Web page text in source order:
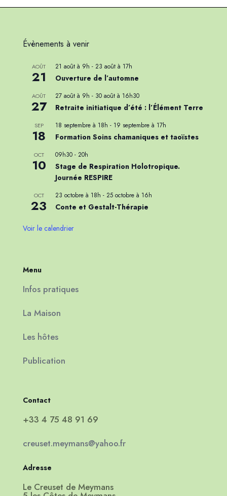
Évènements à venir
AOÛT
21
21 août à 9h - 23 août à 17h
Ouverture de l’automne
AOÛT
27
27 août à 9h - 30 août à 16h30
Retraite initiatique d’été : l’Élément Terre
SEP
18
18 septembre à 18h - 19 septembre à 17h
Formation Soins chamaniques et taoïstes
OCT
10
09h30- 20h
Stage de Respiration Holotropique.
Journée RESPIRE
OCT
23
23 octobre à 18h - 25 octobre à 16h
Conte et Gestalt-Thérapie
Voir le calendrier
Menu
Infos pratiques
La Maison
Les hôtes
Publication
Contact
+33 4 75 48 91 69
creuset.meymans@yahoo.fr
Adresse
Le Creuset de Meymans